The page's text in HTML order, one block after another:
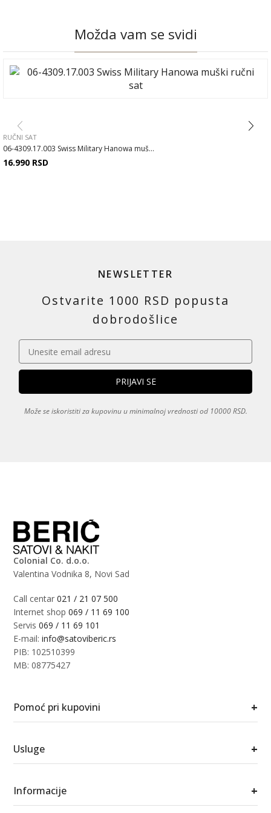
Možda vam se svidi
RUČNI SAT
06-4309.17.003 Swiss Military Hanowa muš...
16.990 RSD
NEWSLETTER
Ostvarite 1000 RSD popusta
dobrodošlice
Može se iskoristiti za kupovinu u minimalnoj vrednosti od 10000 RSD.
Colonial Co. d.o.o.
Valentina Vodnika 8, Novi Sad
Call centar021 / 21 07 500
Internet shop069 / 11 69 100
Servis069 / 11 69 101
E-mail:info@satoviberic.rs
PIB: 102510399
MB: 08775427
Pomoć pri kupovini +
Usluge +
Informacije +